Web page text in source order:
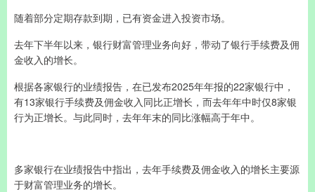
随着部分定期存款到期，已有资金进入投资市场。
去年下半年以来，银行财富管理业务向好，带动了银行手续费及佣
金收入的增长。
根据各家银行的业绩报告，在已发布2025年年报的22家银行中，
有13家银行手续费及佣金收入同比正增长，而去年年中时仅8家银
行为正增长。与此同时，去年年末的同比涨幅高于年中。
多家银行在业绩报告中指出，去年手续费及佣金收入的增长主要源
于财富管理业务的增长。